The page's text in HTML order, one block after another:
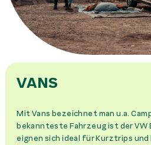
VANS
Mit Vans bezeichnet man u.a.
bekannteste Fahrzeug ist der VW
eignen sich ideal für Kurztrips und